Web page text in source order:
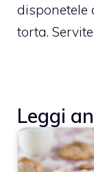
disponetele
torta.
Leggi